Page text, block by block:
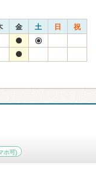
金 土 日 祝
ホ可)